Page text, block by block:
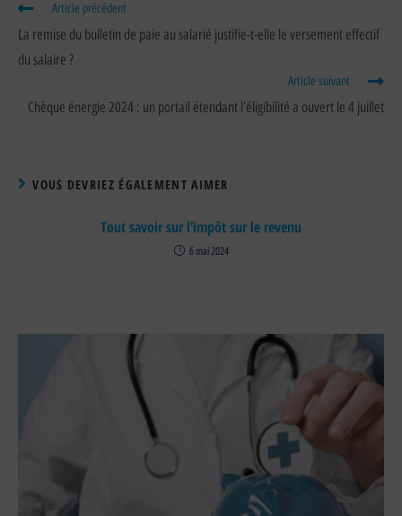
Article précédent
La remise du bulletin de paie au salarié justifie-t-elle le versement effectif
du salaire ?
Article suivant
Chèque énergie 2024 : un portail étendant l’éligibilité a ouvert le 4 juillet
VOUS DEVRIEZ ÉGALEMENT AIMER
Tout savoir sur l’impôt sur le revenu
6 mai 2024